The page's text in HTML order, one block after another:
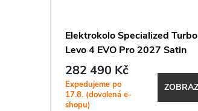
Elektrokolo Specialized Turbo
Levo 4 EVO Pro 2027 Satin
Carbon / Dolomite
282 490 Kč
Expedujeme po
17.8. (dovolená e-
shopu)